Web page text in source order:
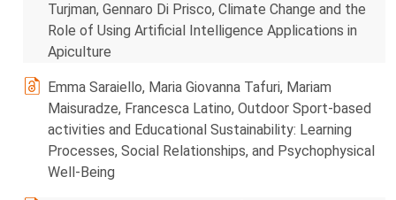
Turjman, Gennaro Di Prisco, Climate Change and the
Role of Using Artificial Intelligence Applications in
Apiculture
Emma Saraiello, Maria Giovanna Tafuri, Mariam
Maisuradze, Francesca Latino, Outdoor Sport-based
activities and Educational Sustainability: Learning
Processes, Social Relationships, and Psychophysical
Well-Being